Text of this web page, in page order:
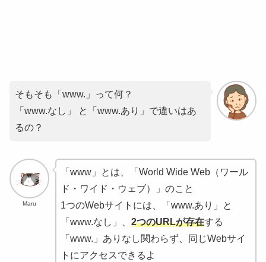
そもそも「www.」って何？
「www.なし」 と「www.あり」で違いはあ
るの？
Maru
「www」とは、「World Wide Web（ワール
ド・ワイド・ウェブ）」のこと
1つのWebサイトには、「www.あり」と
「www.なし」、 2つのURLが存在する
「www.」ありなし関わらず、同じWebサイ
トにアクセスできるよ